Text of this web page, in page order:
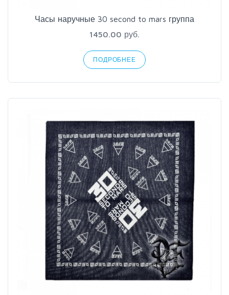
Часы наручные 30 second to mars группа
1450.00 руб.
ПОДРОБНЕЕ